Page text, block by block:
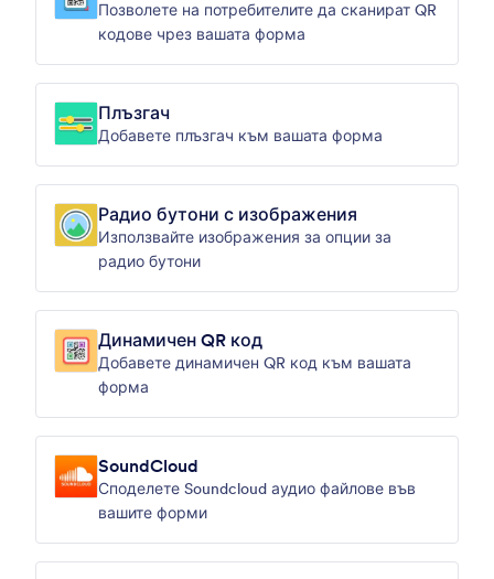
Позволете на потребителите да сканират QR
кодове чрез вашата форма
Плъзгач
Добавете плъзгач към вашата форма
Радио бутони с изображения
Използвайте изображения за опции за
радио бутони
Динамичен QR код
Добавете динамичен QR код към вашата
форма
SoundCloud
Споделете Soundcloud аудио файлове във
вашите форми